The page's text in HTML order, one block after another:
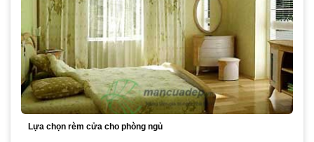
Lựa chọn rèm cửa cho phòng ngủ